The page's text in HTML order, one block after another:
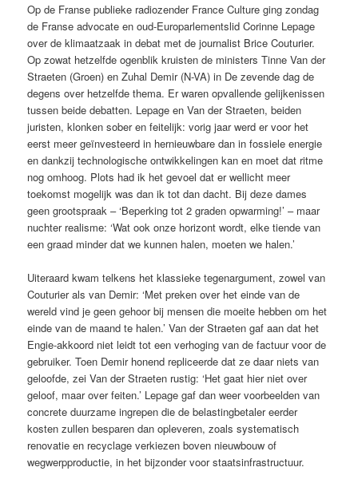
Op de Franse publieke radiozender France Culture ging zondag
de Franse advocate en oud-Europarlementslid ­Corinne Lepage
over de klimaatzaak in debat met de journalist Brice Couturier.
Op zowat hetzelfde ogenblik kruisten de ministers Tinne Van der
Straeten (Groen) en Zuhal Demir (N-VA) in De ­zevende dag de
degens over hetzelfde thema. Er waren opvallende gelijkenissen
tussen beide debatten. Lepage en Van der Straeten, beiden
juristen, klonken sober en feitelijk: vorig jaar werd er voor het
eerst meer geïnvesteerd in hernieuwbare dan in fossiele energie
en dankzij technologische ontwikkelingen kan en moet dat ritme
nog omhoog. Plots had ik het gevoel dat er wellicht meer
toekomst mogelijk was dan ik tot dan dacht. Bij deze dames
geen grootspraak – ‘Beperking tot 2 graden opwarming!’ – maar
nuchter realisme: ‘Wat ook onze horizont wordt, elke tiende van
een graad minder dat we kunnen halen, moeten we halen.’
Uiteraard kwam telkens het klassieke tegenargument, zowel van
Couturier als van Demir: ‘Met preken over het einde van de
wereld vind je geen gehoor bij mensen die moeite hebben om het
einde van de maand te halen.’ Van der ­Straeten gaf aan dat het
Engie-akkoord niet leidt tot een verhoging van de factuur voor de
gebruiker. Toen Demir ­honend repliceerde dat ze daar niets van
geloofde, zei Van der Straeten rustig: ‘Het gaat hier niet over
geloof, maar over feiten.’ Lepage gaf dan weer voorbeelden van
concrete duurzame ingrepen die de belastingbetaler eerder
kosten zullen besparen dan opleveren, zoals systematisch
renovatie en recyclage verkiezen boven nieuwbouw of
wegwerpproductie, in het bijzonder voor staatsinfrastructuur.